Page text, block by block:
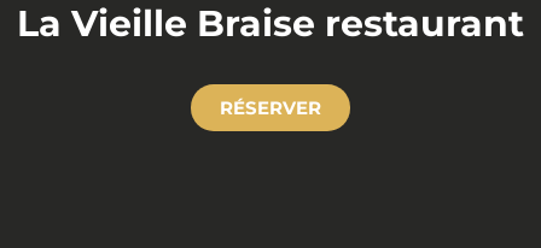
La Vieille Braise restaurant
RÉSERVER